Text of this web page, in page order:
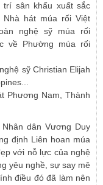
sân khấu xuất sắc
hát múa rối Việt
nghệ sỹ múa rối
về Phường múa rối
sỹ Christian Elijah
Phương Nam, Thành
dân Vương Duy
định Liên hoan múa
với nỗ lực của nghệ
yêu nghề, sự say mê
điều đó đã làm nên